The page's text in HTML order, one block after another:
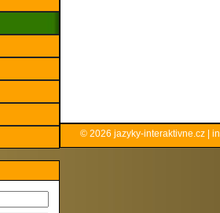
© 2026 jazyky-interaktivne.cz